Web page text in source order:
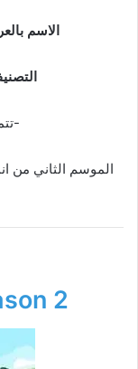
الاسم
-
2